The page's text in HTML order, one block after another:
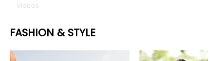
Videos
FASHION & STYLE